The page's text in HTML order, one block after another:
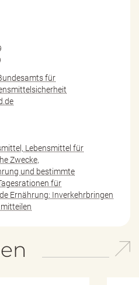
für
Lebensmittel für
Zwecke,
und bestimmte
für
Ernährung: Inverkehrbringen